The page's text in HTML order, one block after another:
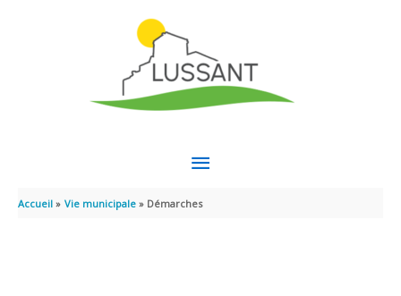
MENU
PRINCIPAL
Accueil Vie municipale Démarches